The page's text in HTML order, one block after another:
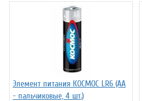
Элемент питания КОСМОС LR6 (АА
- пальчиковые, 4 шт.)